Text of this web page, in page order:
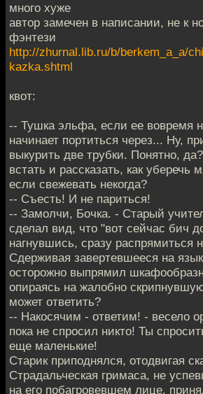
много хуже
автор замечен в написании, не к
фэнтези
http://zhurnal.lib.ru/b/berkem_a_a/
kazka.shtml
квот:
-- Тушка эльфа, если ее вовремя
начинает портиться через... Ну,
выкурить две трубки. Понятно,
встать и рассказать, как уберечь
если свежевать некогда?
-- Съесть! И не париться!
-- Замолчи, Бочка. - Старый
сделал вид, что "вот сейчас бич
нагнувшись, сразу распрямиться
Сдерживая завертевшееся на
осторожно выпрямил
опираясь на жалобно
может ответить?
-- Накосячим - ответим! - весело
пока не спросил никто! Ты
еще маленькие!
Старик приподнялся, отодвигая
Страдальческая гримаса, не
на его побагровевшем лице,